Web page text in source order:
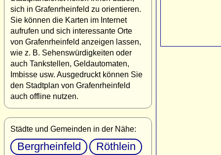
sich in Grafenrheinfeld zu orientieren.
Sie können die Karten im Internet
aufrufen und sich interessante Orte
von Grafenrheinfeld anzeigen lassen,
wie z. B. Sehenswürdigkeiten oder
auch Tankstellen, Geldautomaten,
Imbisse usw. Ausgedruckt können Sie
den Stadtplan von Grafenrheinfeld
auch offline nutzen.
Städte und Gemeinden in der Nähe:
Bergrheinfeld
Röthlein